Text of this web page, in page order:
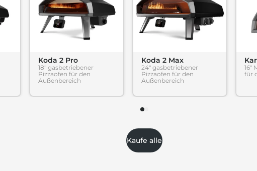
Koda 2 Pro
18" gasbetriebener
Pizzaofen für den
Außenbereich
Koda 2 Max
24" gasbetriebener
Pizzaofen für den
Außenbereich
16"
für
Kaufe alle